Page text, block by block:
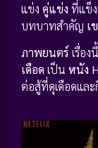
แข่ง คู่แข่ง ที่แข็ง
บทบาทสำคัญ เ
ภาพยนตร์ เรื่อ
เดือด เป็น หนัง
ต่อสู้ที่ดุเดือดและ